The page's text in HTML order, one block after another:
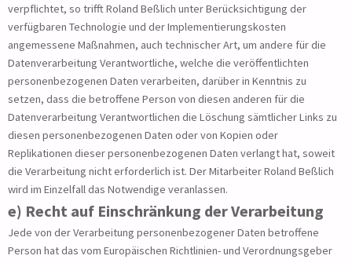
verpflichtet, so trifft Roland Beßlich unter Berücksichtigung der
verfügbaren Technologie und der Implementierungskosten
angemessene Maßnahmen, auch technischer Art, um andere für die
Datenverarbeitung Verantwortliche, welche die veröffentlichten
personenbezogenen Daten verarbeiten, darüber in Kenntnis zu
setzen, dass die betroffene Person von diesen anderen für die
Datenverarbeitung Verantwortlichen die Löschung sämtlicher Links zu
diesen personenbezogenen Daten oder von Kopien oder
Replikationen dieser personenbezogenen Daten verlangt hat, soweit
die Verarbeitung nicht erforderlich ist. Der Mitarbeiter Roland Beßlich
wird im Einzelfall das Notwendige veranlassen.
e) Recht auf Einschränkung der Verarbeitung
Jede von der Verarbeitung personenbezogener Daten betroffene
Person hat das vom Europäischen Richtlinien- und Verordnungsgeber